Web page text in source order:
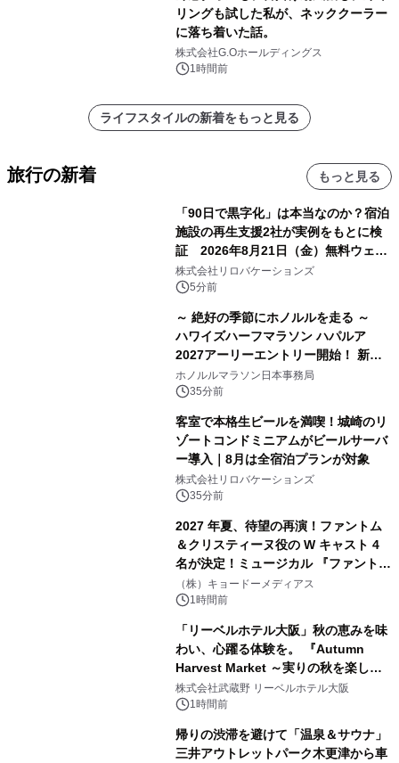
リングも試した私が、ネッククーラー
に落ち着いた話。
株式会社G.Oホールディングス
1時間前
ライフスタイルの新着をもっと見る
旅行の新着 もっと見る
「90日で黒字化」は本当なのか？宿泊
施設の再生支援2社が実例をもとに検
証 2026年8月21日（金）無料ウェビ
ナー開催
株式会社リロバケーションズ
5分前
～ 絶好の季節にホノルルを走る ～
ハワイズハーフマラソン ハパルア
2027アーリーエントリー開始！ 新カ
テゴリー「ハパルアIKI(イキ)」(約
13.4km)が登場
ホノルルマラソン日本事務局
35分前
客室で本格生ビールを満喫！城崎のリ
ゾートコンドミニアムがビールサーバ
ー導入｜8月は全宿泊プランが対象
株式会社リロバケーションズ
35分前
2027 年夏、待望の再演！ファントム
＆クリスティーヌ役の W キャスト 4
名が決定！ミュージカル 『ファント
ム』
（株）キョードーメディアス
1時間前
「リーベルホテル大阪」秋の恵みを味
わい、心躍る体験を。 『Autumn
Harvest Market ～実りの秋を楽しむ
ディナー&スイーツビュッフェ～』を9
月18日より開催！
株式会社武蔵野 リーベルホテル大阪
1時間前
帰りの渋滞を避けて「温泉＆サウナ」
三井アウトレットパーク木更津から車